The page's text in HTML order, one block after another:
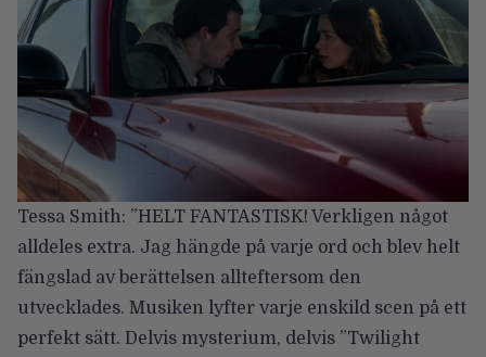
Tessa Smith: ”HELT FANTASTISK! Verkligen något
alldeles extra. Jag hängde på varje ord och blev helt
fängslad av berättelsen allteftersom den
utvecklades. Musiken lyfter varje enskild scen på ett
perfekt sätt. Delvis mysterium, delvis ”Twilight